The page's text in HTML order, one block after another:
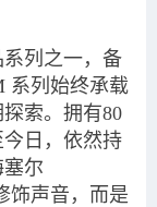
列之一，备
系列始终承载
索。拥有80
日，依然持
尔
饰声音，而是